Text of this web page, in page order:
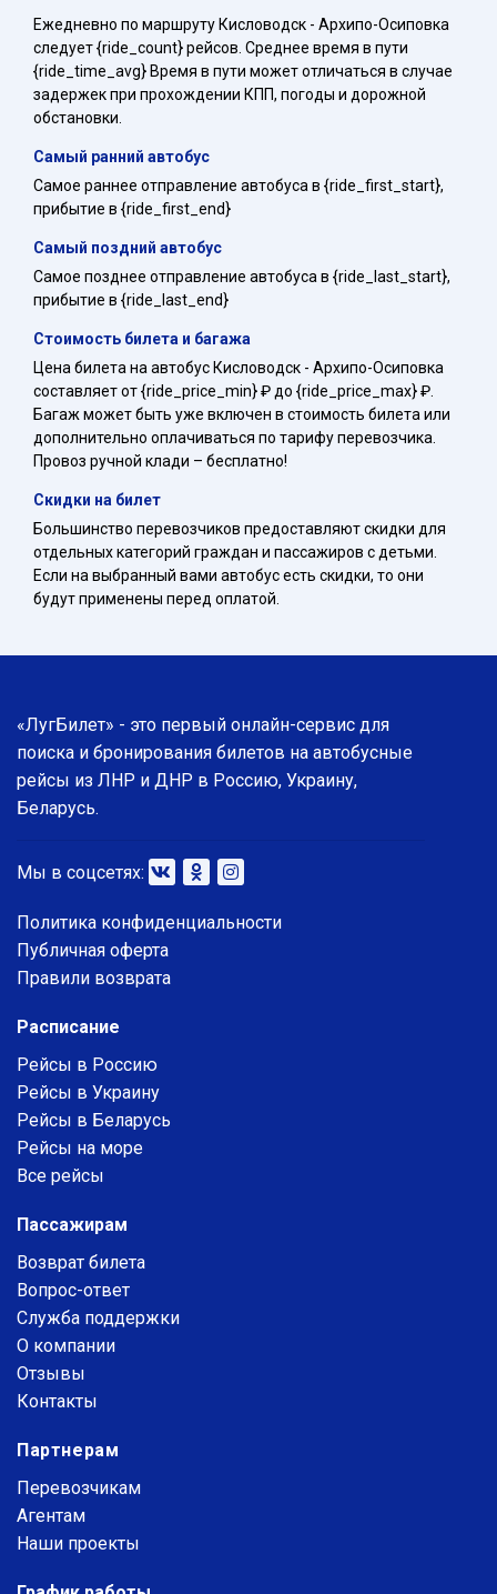
Ежедневно по маршруту Кисловодск - Архипо-Осиповка
следует {ride_count} рейсов. Среднее время в пути
{ride_time_avg} Время в пути может отличаться в случае
задержек при прохождении КПП, погоды и дорожной
обстановки.
Самый ранний автобус
Самое раннее отправление автобуса в {ride_first_start},
прибытие в {ride_first_end}
Самый поздний автобус
Самое позднее отправление автобуса в {ride_last_start},
прибытие в {ride_last_end}
Стоимость билета и багажа
Цена билета на автобус Кисловодск - Архипо-Осиповка
составляет от {ride_price_min} ₽ до {ride_price_max} ₽.
Багаж может быть уже включен в стоимость билета или
дополнительно оплачиваться по тарифу перевозчика.
Провоз ручной клади – бесплатно!
Скидки на билет
Большинство перевозчиков предоставляют скидки для
отдельных категорий граждан и пассажиров с детьми.
Если на выбранный вами автобус есть скидки, то они
будут применены перед оплатой.
«ЛугБилет» - это первый онлайн-сервис для
поиска и бронирования билетов на автобусные
рейсы из ЛНР и ДНР в Россию, Украину,
Беларусь.
Мы в соцсетях:
Политика конфиденциальности
Публичная оферта
Правили возврата
Расписание
Рейсы в Россию
Рейсы в Украину
Рейсы в Беларусь
Рейсы на море
Все рейсы
Пассажирам
Возврат билета
Вопрос-ответ
Служба поддержки
О компании
Отзывы
Контакты
Партнерам
Перевозчикам
Агентам
Наши проекты